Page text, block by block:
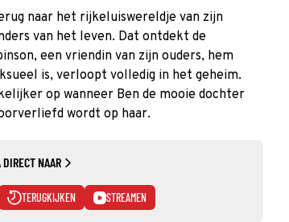
naar het rijkeluiswereldje van zijn
van het leven. Dat ontdekt de
een vriendin van zijn ouders, hem
is, verloopt volledig in het geheim.
op wanneer Ben de mooie dochter
wordt op haar.
DIRECT NAAR
TERUGKIJKEN STREAMEN